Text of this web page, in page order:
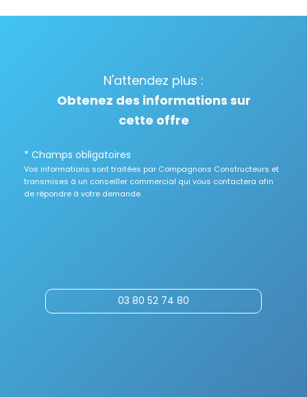
N'attendez plus :
Obtenez des informations sur
cette offre
* Champs obligatoires
Vos informations sont traitées par Compagnons Constructeurs et
transmises à un conseiller commercial qui vous contactera afin
de répondre à votre demande.
03 80 52 74 80